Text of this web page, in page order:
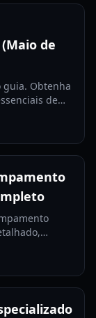
de
guia. Obtenha
de